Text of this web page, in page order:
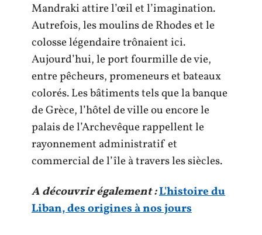
Mandraki attire l’œil et l’imagination.
Autrefois, les moulins de Rhodes et le
colosse légendaire trônaient ici.
Aujourd’hui, le port fourmille de vie,
entre pêcheurs, promeneurs et bateaux
colorés. Les bâtiments tels que la banque
de Grèce, l’hôtel de ville ou encore le
palais de l’Archevêque rappellent le
rayonnement administratif et
commercial de l’île à travers les siècles.
A découvrir également :L'histoire du
Liban, des origines à nos jours